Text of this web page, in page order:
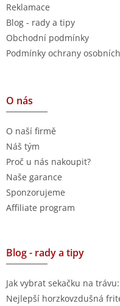
Reklamace
Blog - rady a tipy
Obchodní podmínky
Podmínky ochrany
O nás
O naší firmě
Náš tým
Proč u nás nakoupit?
Naše garance
Sponzorujeme
Affiliate program
Blog - rady a tipy
Jak vybrat sekačku na
Nejlepší horzkovzdušná